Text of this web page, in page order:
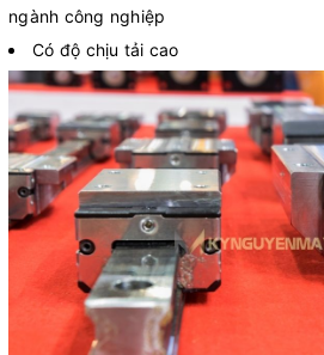
ngành công nghiệp
Có độ chịu tải cao